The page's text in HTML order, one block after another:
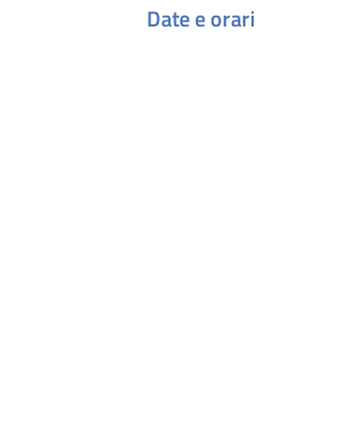
Date e orari